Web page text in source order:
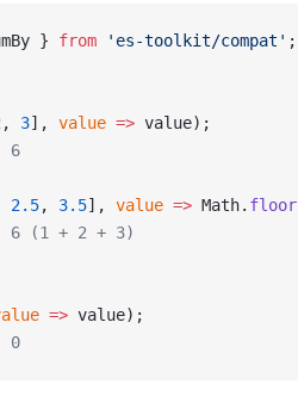
} from 'es-toolkit/compat' ;
, 3], value => value);
6
2.5, 3.5], value => Math. floor
6 (1 + 2 + 3)
=> value);
0